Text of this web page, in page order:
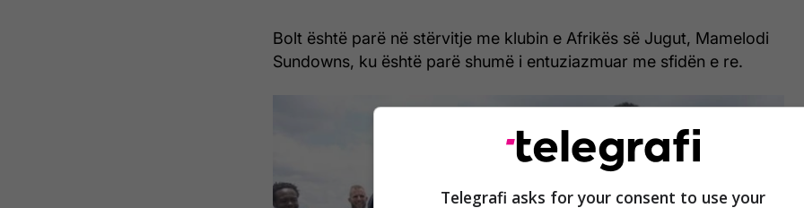
Bolt është parë në stërvitje me klubin e Afrikës së Jugut, Mamelodi
Sundowns, ku është parë shumë i entuziazmuar me sfidën e re.
Telegrafi asks for your consent to use your